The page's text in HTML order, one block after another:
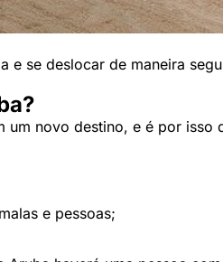
e se deslocar de maneira
novo destino, e é por isso
e pessoas;